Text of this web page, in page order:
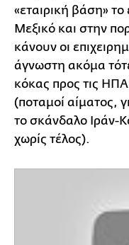
«εταιρική βάση»
Μεξικό και στην
κάνουν οι
άγνωστη ακόμα
κόκας προς τις
(ποταμοί αίματος,
το σκάνδαλο Ιράν-
χωρίς τέλος).